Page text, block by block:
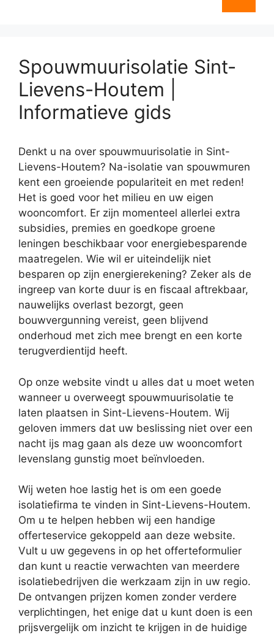
Spouwmuurisolatie Sint-
Lievens-Houtem |
Informatieve gids
Denkt u na over spouwmuurisolatie in Sint-
Lievens-Houtem? Na-isolatie van spouwmuren
kent een groeiende populariteit en met reden!
Het is goed voor het milieu en uw eigen
wooncomfort. Er zijn momenteel allerlei extra
subsidies, premies en goedkope groene
leningen beschikbaar voor energiebesparende
maatregelen. Wie wil er uiteindelijk niet
besparen op zijn energierekening? Zeker als de
ingreep van korte duur is en fiscaal aftrekbaar,
nauwelijks overlast bezorgt, geen
bouwvergunning vereist, geen blijvend
onderhoud met zich mee brengt en een korte
terugverdientijd heeft.
Op onze website vindt u alles dat u moet weten
wanneer u overweegt spouwmuurisolatie te
laten plaatsen in Sint-Lievens-Houtem. Wij
geloven immers dat uw beslissing niet over een
nacht ijs mag gaan als deze uw wooncomfort
levenslang gunstig moet beïnvloeden.
Wij weten hoe lastig het is om een goede
isolatiefirma te vinden in Sint-Lievens-Houtem.
Om u te helpen hebben wij een handige
offerteservice gekoppeld aan deze website.
Vult u uw gegevens in op het offerteformulier
dan kunt u reactie verwachten van meerdere
isolatiebedrijven die werkzaam zijn in uw regio.
De ontvangen prijzen komen zonder verdere
verplichtingen, het enige dat u kunt doen is een
prijsvergelijk om inzicht te krijgen in de huidige